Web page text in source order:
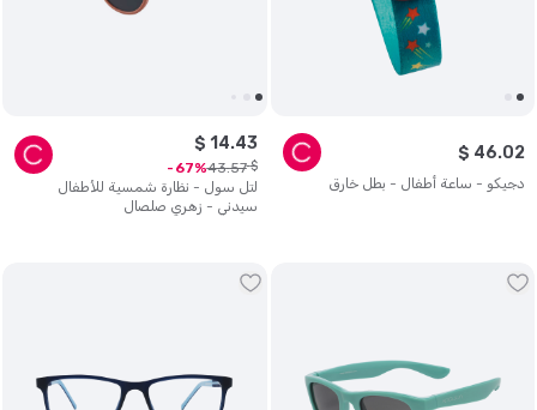
دجيكو - ساعة أطفال - بطل خارق
$ 46.02
لتل سول - نظارة شمسية للأطفال
سيدني - زهري صلصال
$ 14.43
$
43.57
67